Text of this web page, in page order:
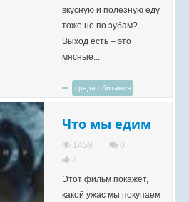
вкусную и полезную еду
тоже не по зубам?
Выход есть – это
мясные...
среда обитания
Что мы едим
1459
0
7
Этот фильм покажет,
какой ужас мы покупаем